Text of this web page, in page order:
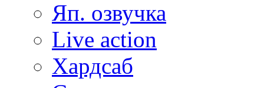
Яп. озвучка
Live action
Хардсаб